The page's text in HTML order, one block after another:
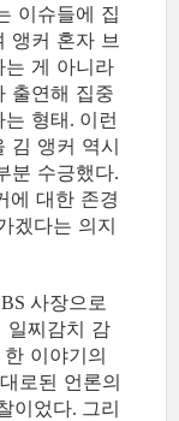
이슈들에 집
앵커 혼자 브
는 게 아니라
출연해 집중
는 형태. 이런
김 앵커 역시
분 수긍했다.
에 대한 존경
겠다는 의지
사장으로
일찌감치 감
이야기의
로된 언론의
이었다. 그리